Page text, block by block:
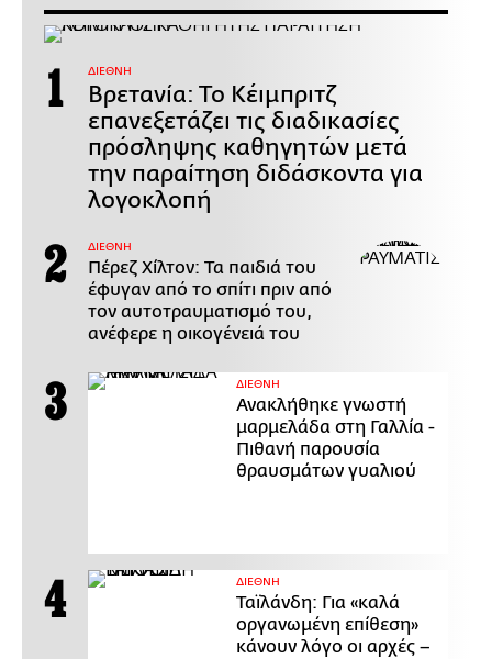
ΔΙΕΘΝΗ
Βρετανία: Το Κέιμπριτζ
επανεξετάζει τις διαδικασίες
πρόσληψης καθηγητών μετά
την παραίτηση διδάσκοντα για
λογοκλοπή
ΔΙΕΘΝΗ
Πέρεζ Χίλτον: Τα παιδιά του
έφυγαν από το σπίτι πριν από
τον αυτοτραυματισμό του,
ανέφερε η οικογένειά του
ΔΙΕΘΝΗ
Ανακλήθηκε γνωστή
μαρμελάδα στη Γαλλία -
Πιθανή παρουσία
θραυσμάτων γυαλιού
ΔΙΕΘΝΗ
Ταϊλάνδη: Για «καλά
οργανωμένη επίθεση»
κάνουν λόγο οι αρχές –